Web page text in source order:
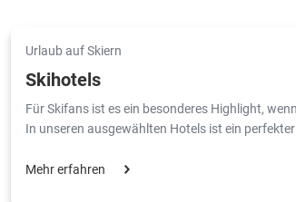
Urlaub auf Skiern
Skihotels
Für Skifans ist es ein besonderes Highlight,
In unseren ausgewählten Hotels ist ein
Mehr erfahren